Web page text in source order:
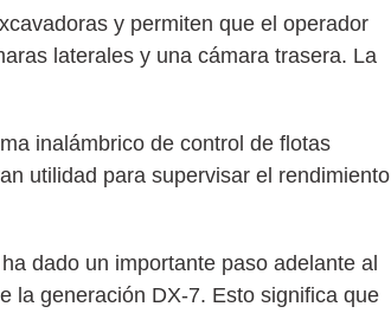
y permiten que el operador
laterales y una cámara trasera. La
inalámbrico de control de flotas
utilidad para supervisar el rendimiento
dado un importante paso adelante al
la generación DX-7. Esto significa que